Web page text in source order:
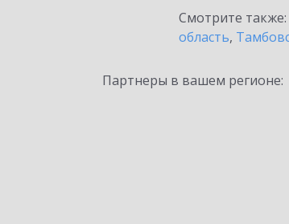
Смотрите также:
область,
Партнеры в вашем регионе: